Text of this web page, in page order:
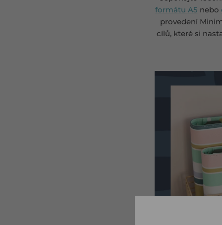
formátu A5 nebo
provedení
cílů, které si